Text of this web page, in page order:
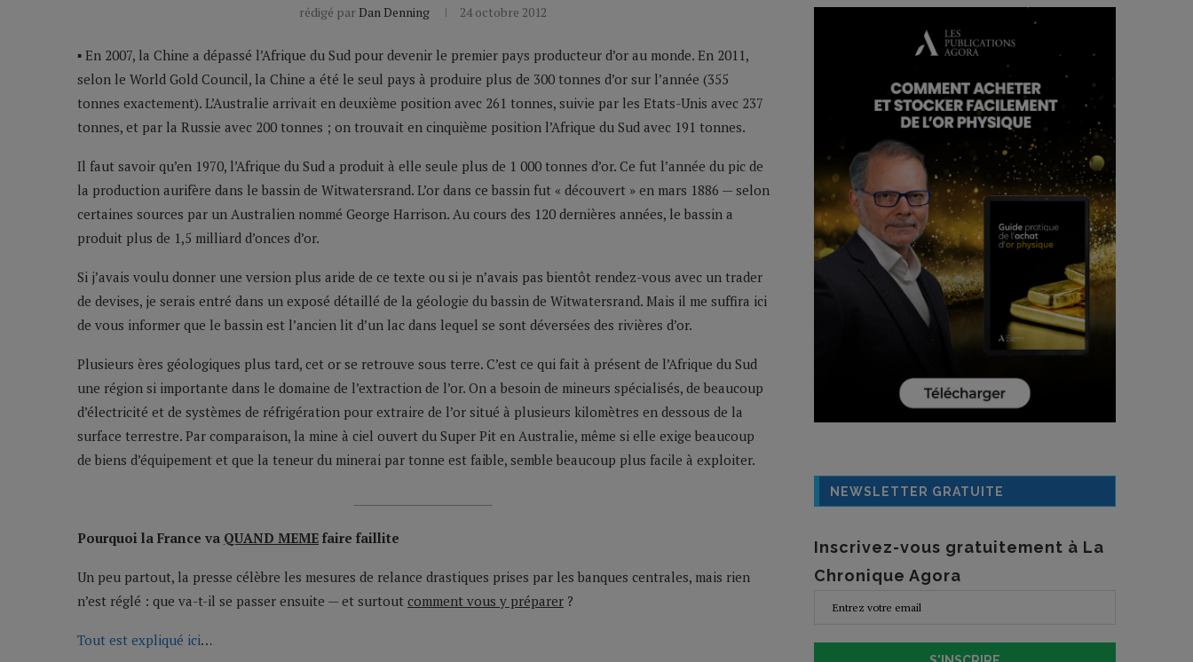
rédigé parDan Denning 24 octobre 2012
▪ En 2007, la Chine a dépassé l’Afrique du Sud pour devenir le premier pays producteur d’or au monde. En 2011,
selon le World Gold Council, la Chine a été le seul pays à produire plus de 300 tonnes d’or sur l’année (355
tonnes exactement). L’Australie arrivait en deuxième position avec 261 tonnes, suivie par les Etats-Unis avec 237
tonnes, et par la Russie avec 200 tonnes ; on trouvait en cinquième position l’Afrique du Sud avec 191 tonnes.
Il faut savoir qu’en 1970, l’Afrique du Sud a produit à elle seule plus de 1 000 tonnes d’or. Ce fut l’année du pic de
la production aurifère dans le bassin de Witwatersrand. L’or dans ce bassin fut « découvert » en mars 1886 — selon
certaines sources par un Australien nommé George Harrison. Au cours des 120 dernières années, le bassin a
produit plus de 1,5 milliard d’onces d’or.
Si j’avais voulu donner une version plus aride de ce texte ou si je n’avais pas bientôt rendez-vous avec un trader
de devises, je serais entré dans un exposé détaillé de la géologie du bassin de Witwatersrand. Mais il me suffira ici
de vous informer que le bassin est l’ancien lit d’un lac dans lequel se sont déversées des rivières d’or.
Plusieurs ères géologiques plus tard, cet or se retrouve sous terre. C’est ce qui fait à présent de l’Afrique du Sud
une région si importante dans le domaine de l’extraction de l’or. On a besoin de mineurs spécialisés, de beaucoup
d’électricité et de systèmes de réfrigération pour extraire de l’or situé à plusieurs kilomètres en dessous de la
surface terrestre. Par comparaison, la mine à ciel ouvert du Super Pit en Australie, même si elle exige beaucoup
de biens d’équipement et que la teneur du minerai par tonne est faible, semble beaucoup plus facile à exploiter.
Pourquoi la France va QUAND MEME faire faillite
Un peu partout, la presse célèbre les mesures de relance drastiques prises par les banques centrales, mais rien
n’est réglé : que va-t-il se passer ensuite — et surtout comment vous y préparer ?
Tout est expliqué ici…
NEWSLETTER GRATUITE
Inscrivez-vous gratuitement à La
Chronique Agora